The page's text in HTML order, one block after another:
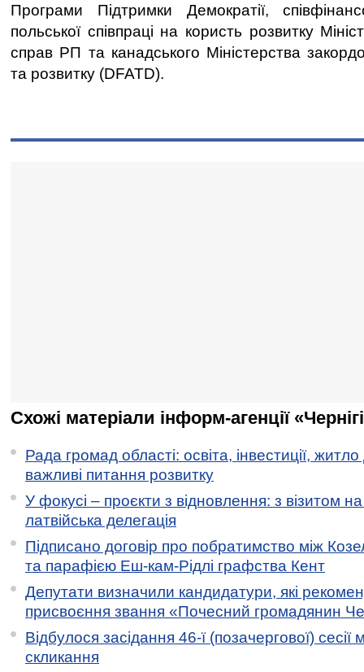
Програми Підтримки Демократії,
польської співпраці на користь розвитку
справ РП та канадського Міністерства
та розвитку (DFATD).
Схожі матеріали інформ-агенції
Рада громад області: освіта, інвестиції,
важливі питання розвитку
У фокусі – проєкти з відновлення: з візитом
латвійська делегація
Підписано договір про побратимство між
та парафією Еш-кам-Рідлі графства Кент
Депутати визначили кандидатури, які
присвоєння звання «Почесний громадянин
Відбулося засідання 46-ї (позачергової) сесії
скликання